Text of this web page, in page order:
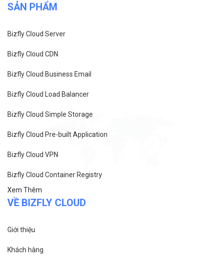
SẢN PHẨM
Bizfly Cloud Server
Bizfly Cloud CDN
Bizfly Cloud Business Email
Bizfly Cloud Load Balancer
Bizfly Cloud Simple Storage
Bizfly Cloud Pre-built Application
Bizfly Cloud VPN
Bizfly Cloud Container Registry
Xem Thêm
VỀ BIZFLY CLOUD
Giới thiệu
Khách hàng